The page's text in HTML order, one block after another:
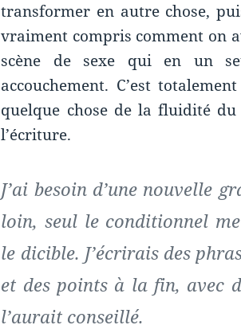
transformer en autre chose,
vraiment compris comment on
scène de sexe qui en un
accouchement. C’est
quelque chose de la fluidité
l’écriture.
J’ai besoin d’une nouvelle
loin, seul le conditionnel
le dicible. J’écrirais des
et des points à la fin, avec
l’aurait conseillé.